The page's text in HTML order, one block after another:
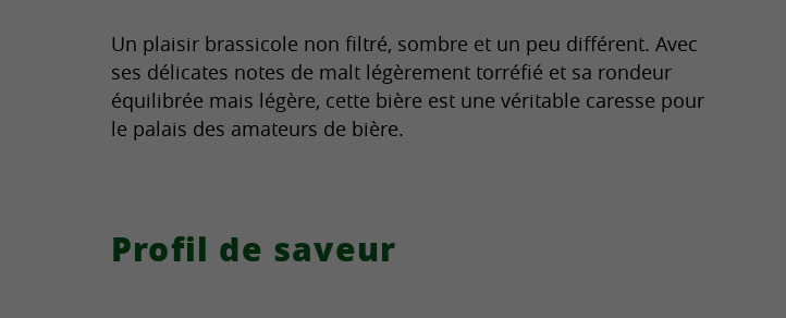
Un plaisir brassicole non filtré, sombre et un peu différent. Avec
ses délicates notes de malt légèrement torréfié et sa rondeur
équilibrée mais légère, cette bière est une véritable caresse pour
le palais des amateurs de bière.
Profil de saveur